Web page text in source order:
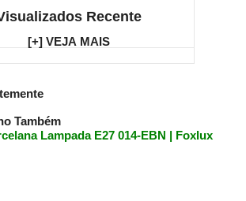
Recente
[+] VEJA MAIS
Também
Lampada E27 014-EBN | Foxlux